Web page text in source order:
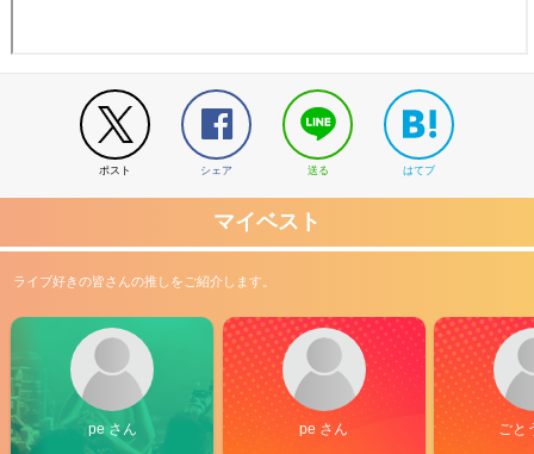
ポスト シェア 送る はてブ
マイベスト
ライブ好きの皆さんの推しをご紹介します。
pe さん pe さん ごと